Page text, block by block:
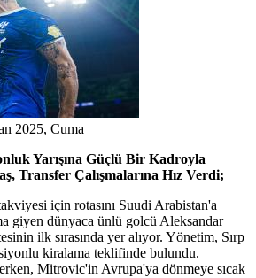
2025, Cuma
Yarışına Güçlü Bir Kadroyla
Transfer Çalışmalarına Hız Verdi;
için rotasını Suudi Arabistan'a
giyen dünyaca ünlü golcü Aleksandar
ilk sırasında yer alıyor. Yönetim, Sırp
kiralama teklifinde bulundu.
Mitrovic'in Avrupa'ya dönmeye sıcak